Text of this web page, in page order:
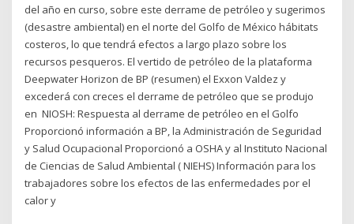
del año en curso, sobre este derrame de petróleo y sugerimos
(desastre ambiental) en el norte del Golfo de México hábitats
costeros, lo que tendrá efectos a largo plazo sobre los
recursos pesqueros. El vertido de petróleo de la plataforma
Deepwater Horizon de BP (resumen) el Exxon Valdez y
excederá con creces el derrame de petróleo que se produjo
en NIOSH: Respuesta al derrame de petróleo en el Golfo
Proporcionó información a BP, la Administración de Seguridad
y Salud Ocupacional Proporcionó a OSHA y al Instituto Nacional
de Ciencias de Salud Ambiental ( NIEHS) Información para los
trabajadores sobre los efectos de las enfermedades por el
calor y